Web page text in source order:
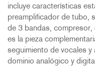
incluye características
preamplificador de tubo,
de 3 bandas,
es la pieza
seguimiento de vocales y
dominio analógico y